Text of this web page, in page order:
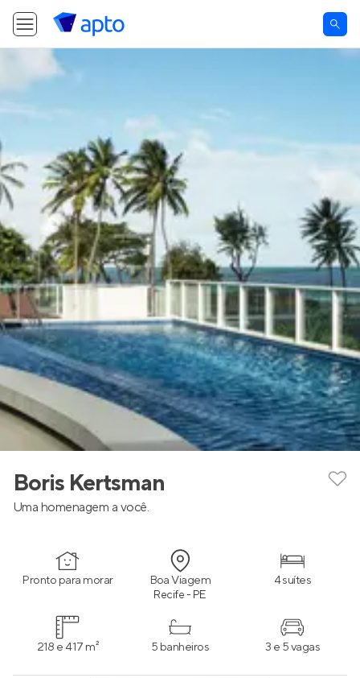
Boris Kertsman
Uma homenagem a você.
Pronto para morar Boa Viagem
Recife - PE
4 suítes
218 e 417 m² 5 banheiros 3 e 5 vagas